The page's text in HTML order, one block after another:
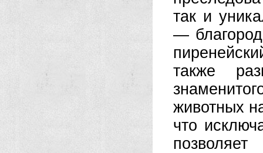
так и
—
также
животных
что